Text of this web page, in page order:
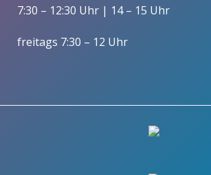
7:30 – 12:30 Uhr | 14 – 15 Uhr
freitags 7:30 – 12 Uhr